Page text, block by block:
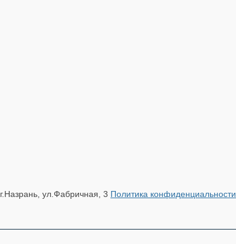
г.Назрань, ул.Фабричная, 3 Политика конфиденциальности